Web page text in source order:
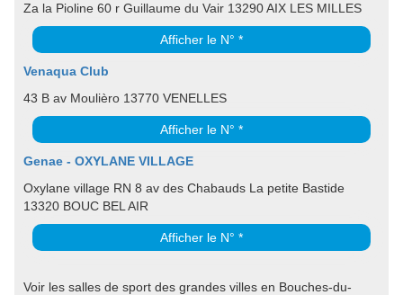
Za la Pioline 60 r Guillaume du Vair 13290 AIX LES MILLES
Afficher le N° *
Venaqua Club
43 B av Moulièro 13770 VENELLES
Afficher le N° *
Genae - OXYLANE VILLAGE
Oxylane village RN 8 av des Chabauds La petite Bastide
13320 BOUC BEL AIR
Afficher le N° *
Voir les salles de sport des grandes villes en Bouches-du-